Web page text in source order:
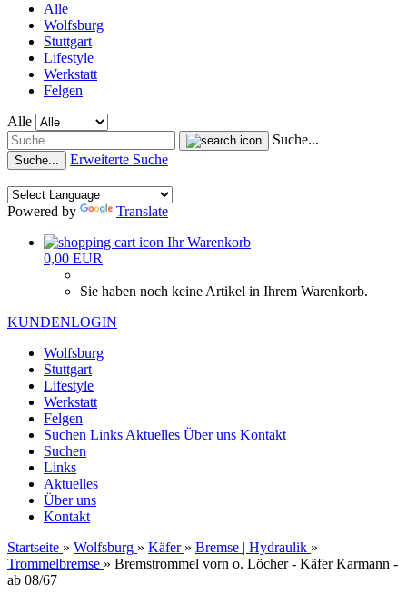
Alle
Wolfsburg
Stuttgart
Lifestyle
Werkstatt
Felgen
Alle
Suche...
Suche... Erweiterte Suche
Powered by
Translate
Ihr Warenkorb
0,00 EUR
Sie haben noch keine Artikel in Ihrem Warenkorb.
KUNDENLOGIN
Wolfsburg
Stuttgart
Lifestyle
Werkstatt
Felgen
Suchen Links Aktuelles Über uns Kontakt
Suchen
Links
Aktuelles
Über uns
Kontakt
Startseite » Wolfsburg » Käfer » Bremse | Hydraulik »
Trommelbremse » Bremstrommel vorn o. Löcher - Käfer Karmann -
ab 08/67